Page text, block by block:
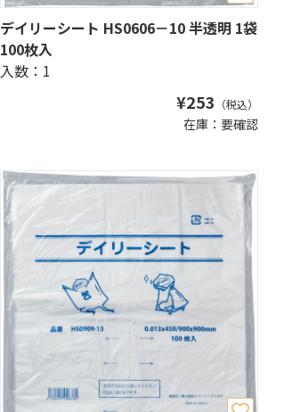
デイリーシート HS0606－10 半透明 1袋
100枚入
入数：1
¥253 （税込）
在庫：要確認